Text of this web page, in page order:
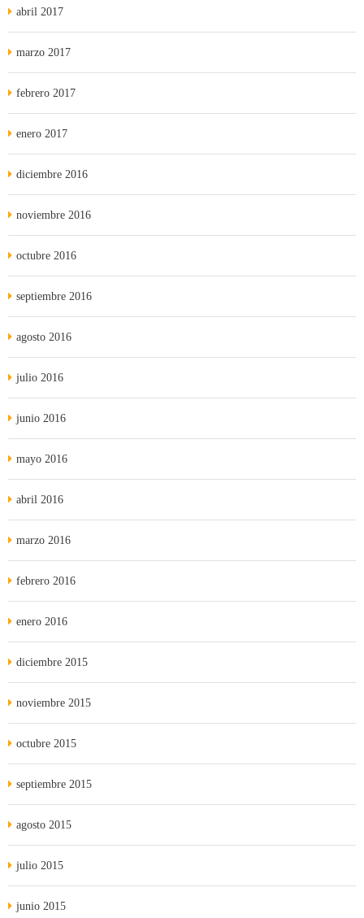
abril 2017
marzo 2017
febrero 2017
enero 2017
diciembre 2016
noviembre 2016
octubre 2016
septiembre 2016
agosto 2016
julio 2016
junio 2016
mayo 2016
abril 2016
marzo 2016
febrero 2016
enero 2016
diciembre 2015
noviembre 2015
octubre 2015
septiembre 2015
agosto 2015
julio 2015
junio 2015